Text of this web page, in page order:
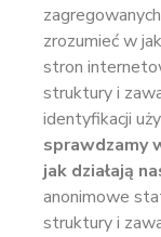
zrozumieć w
stron
struktury i
identyfikacji
sprawdzamy
jak działają
anonimowe
struktury i